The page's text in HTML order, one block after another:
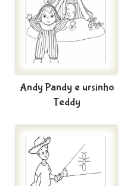
Andy Pandy e ursinho
Teddy